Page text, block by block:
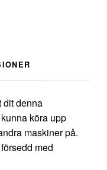
dit denna
köra upp
maskiner på.
med